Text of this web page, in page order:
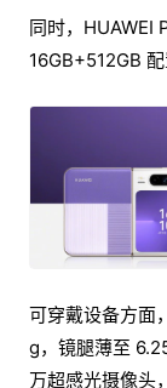
同时，HUAWEI
16GB+512GB
可穿戴设备方面
g，镜腿薄至
万超感光摄像头